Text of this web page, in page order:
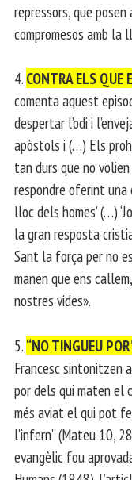
repressors, que
compromesos amb
4. CONTRA ELS QUE
comenta aquest
despertar l’odi i
apòstols i (…) Els
tan durs que no
respondre oferint una
lloc dels homes’ (…)
la gran resposta
Sant la força per no
manen que ens
nostres vides».
5. “NO TINGUEU
Francesc sintonitzen
por dels qui maten el
més aviat el qui pot
l’infern” (Mateu 10,
evangèlic fou